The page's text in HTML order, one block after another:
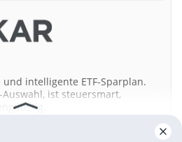
intelligente ETF-Sparplan.
ist steuersmart,
MEHR ERFAHREN